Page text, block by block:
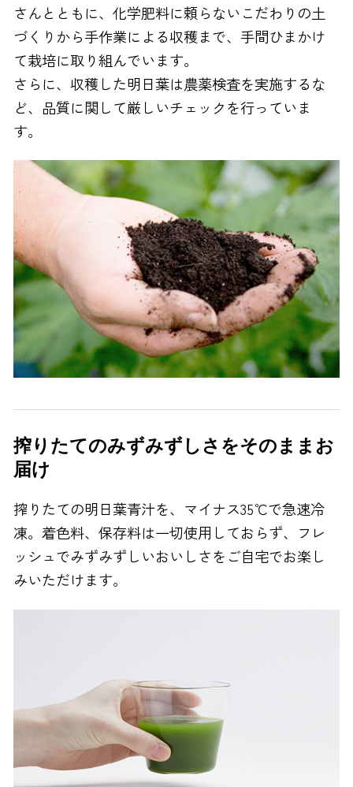
さんとともに、化学肥料に頼らないこだわりの土
づくりから手作業による収穫まで、手間ひまかけ
て栽培に取り組んでいます。
さらに、収穫した明日葉は農薬検査を実施するな
ど、品質に関して厳しいチェックを行っていま
す。
搾りたてのみずみずしさをそのままお
届け
搾りたての明日葉青汁を、マイナス35℃で急速冷
凍。着色料、保存料は一切使用しておらず、フレ
ッシュでみずみずしいおいしさをご自宅でお楽し
みいただけます。